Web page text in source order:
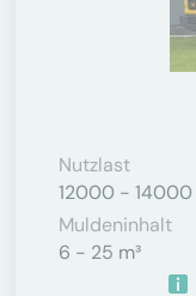
Nutzlast
12000 - 14000
Muldeninhalt
6 - 25 m³